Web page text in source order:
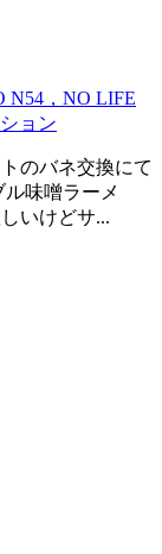
N54，NO LIFE
ョン
のバネ交換にて
味噌ラーメ
いけどサ...